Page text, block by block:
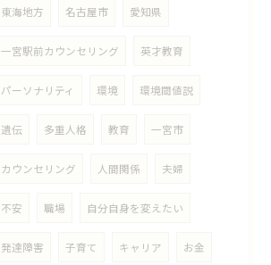
東海地方 名古屋市 愛知県
一宮駅前カウンセリング 英才教育
パーソナリティ 環境 環境閾値説
遺伝 多重人格 教育 一宮市
カウンセリング 人間関係 夫婦
不安 職場 自分自身を変えたい
発達障害 子育て キャリア お金